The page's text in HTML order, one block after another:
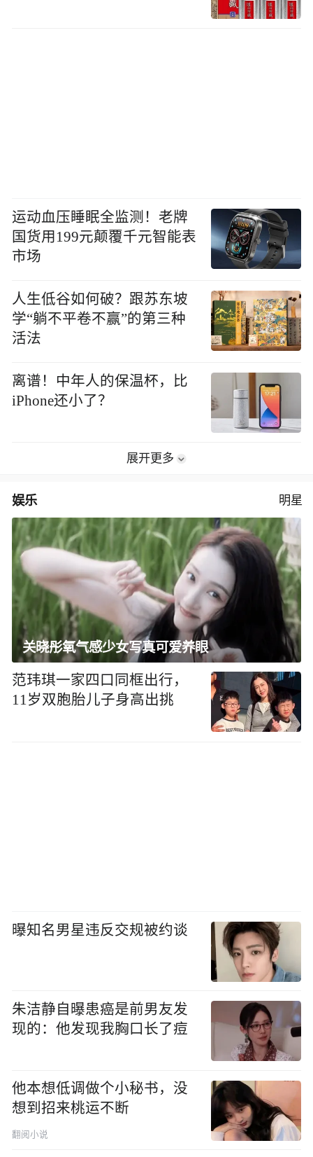
运动血压睡眠全监测！老牌
国货用199元颠覆千元智能表
市场
人生低谷如何破？跟苏东坡
学“躺不平卷不赢”的第三种
活法
离谱！中年人的保温杯，比
iPhone还小了？
展开更多
娱乐 明星
关晓彤氧气感少女写真可爱养眼
范玮琪一家四口同框出行，
11岁双胞胎儿子身高出挑
曝知名男星违反交规被约谈
朱洁静自曝患癌是前男友发
现的：他发现我胸口长了痘
他本想低调做个小秘书，没
想到招来桃运不断
翻阅小说